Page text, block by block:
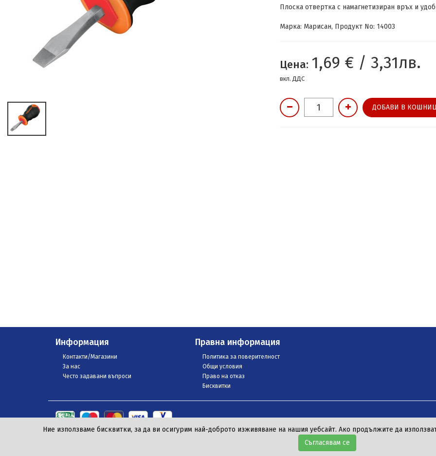
Плоска отвертка с намагнетизиран връх и
Марка: Марисан, Продукт No: 14003
Цена: 1,69 € / 3,31лв.
вкл. ДДС
ДОБАВИ В
Информация
Контакти/Магазини
За нас
Често задавани въпроси
Правна информация
Политика за поверителност
Общи условия
Право на отказ
Бисквитки
Ние използваме бисквитки, за да ви осигурим най-доброто изживяване на нашия уебсайт. Ако продължите да
Съгласявам се